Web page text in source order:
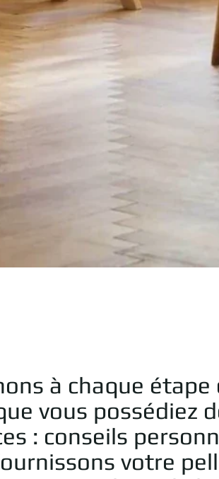
à chaque
vous possédiez
: conseils
votre